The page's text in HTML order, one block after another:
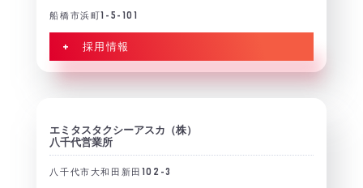
船橋市浜町1-5-101
+ 採用情報
エミタスタクシーアスカ（株）
八千代営業所
八千代市大和田新田102-3